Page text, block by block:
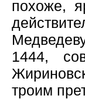
похоже,
1444,
троим